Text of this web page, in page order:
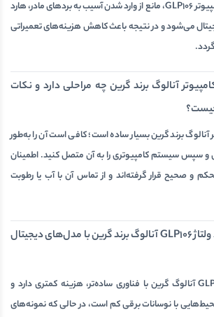
استفاده از محافظ ولتاژ کامپیوتر GLP106، مانع از وارد شدن آسیب به بردهای مادر، هارد
می‌شود و در نتیجه باعث کاهش هزینه‌های تعمیراتی
آنالوگ برند گرین چه مراحلی دارد و نکات
برند گرین بسیار ساده است؛ کافی است آن را به‌طور
و سپس سیستم کامپیوتری را به آن متصل کنید. اطمینان
و صحیح قرار گرفته‌اند و از تماس آن با آب یا رطوبت
4. تفاوت اصلی محافظ ولتاژ GLP106 آنالوگ برند گرین با مدل‌های دیجیتال
محافظ برق کامپیوتر GLP106 آنالوگ گرین با فناوری ساده‌تر، هزینه کمتری دارد و
با نوسانات برقی کم است، در حالی‌ که نمونه‌های